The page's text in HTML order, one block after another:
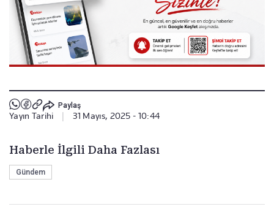
Paylaş
Yayın Tarihi 31 Mayıs, 2025 - 10:44
Haberle İlgili Daha Fazlası
Gündem